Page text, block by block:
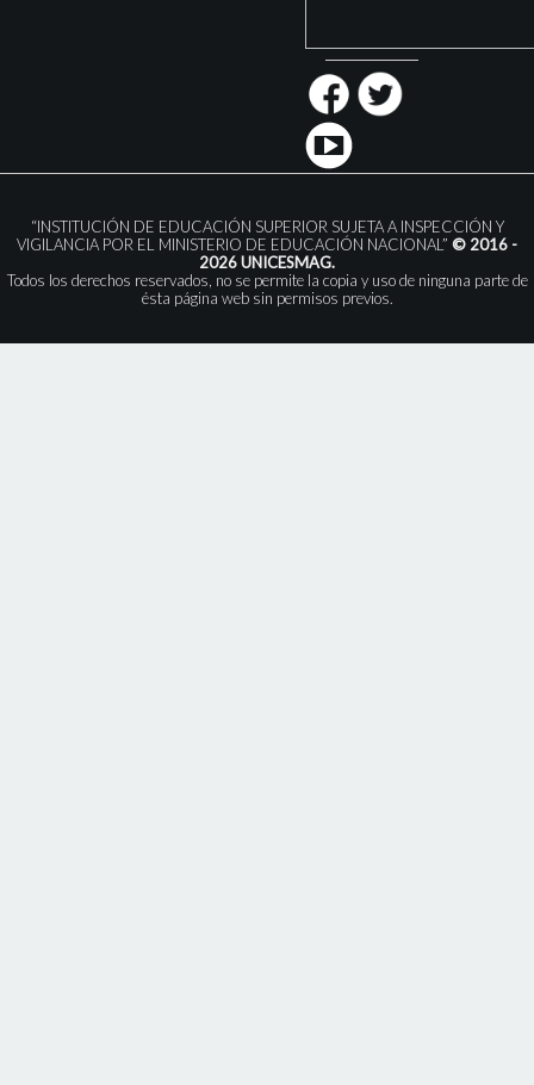
“INSTITUCIÓN DE EDUCACIÓN SUPERIOR SUJETA A INSPECCIÓN Y
VIGILANCIA POR EL MINISTERIO DE EDUCACIÓN NACIONAL” © 2016 -
2026 UNICESMAG.
Todos los derechos reservados, no se permite la copia y uso de ninguna parte de
ésta página web sin permisos previos.